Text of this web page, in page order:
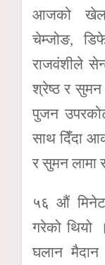
आजको
चेम्जोङ,
राजवंशीले
श्रेष्ठ र सुमन
पुजन
साथ दिँदा
र सुमन लामा
५६ औं
गरेको थियो
घलान